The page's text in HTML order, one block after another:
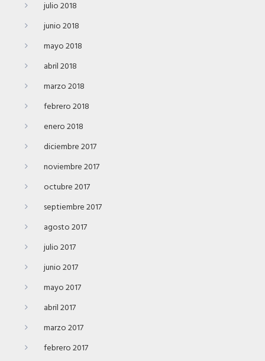
julio 2018
junio 2018
mayo 2018
abril 2018
marzo 2018
febrero 2018
enero 2018
diciembre 2017
noviembre 2017
octubre 2017
septiembre 2017
agosto 2017
julio 2017
junio 2017
mayo 2017
abril 2017
marzo 2017
febrero 2017